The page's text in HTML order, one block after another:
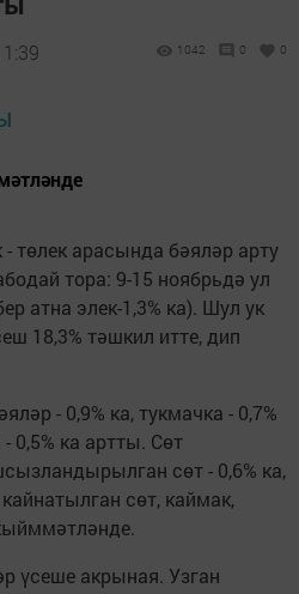
1042 0 0
төлек арасында бәяләр арту
тора: 9-15 ноябрьдә ул
атна элек-1,3% ка). Шул ук
18,3% тәшкил итте, дип
- 0,9% ка, тукмачка - 0,7%
0,5% ка артты. Сөт
сөт - 0,6% ка,
сөт, каймак,
үсеше акрыная. Узган